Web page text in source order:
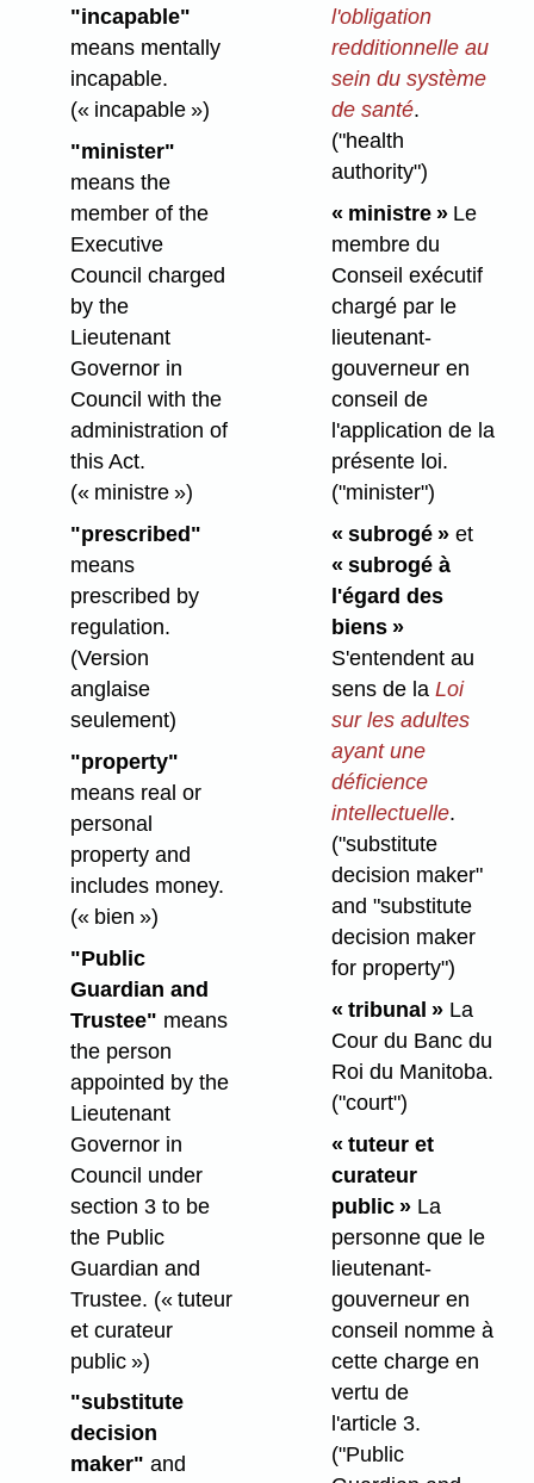
"incapable"
means mentally
incapable.
(« incapable »)
"minister"
means the
member of the
Executive
Council charged
by the
Lieutenant
Governor in
Council with the
administration of
this Act.
(« ministre »)
"prescribed"
means
prescribed by
regulation.
(Version
anglaise
seulement)
"property"
means real or
personal
property and
includes money.
(« bien »)
"Public
Guardian and
Trustee" means
the person
appointed by the
Lieutenant
Governor in
Council under
section 3 to be
the Public
Guardian and
Trustee. (« tuteur
et curateur
public »)
"substitute
decision
maker" and
l'obligation
redditionnelle au
sein du système
de santé.
("health
authority")
« ministre »Le
membre du
Conseil exécutif
chargé par le
lieutenant-
gouverneur en
conseil de
l'application de la
présente loi.
("minister")
« subrogé »et
« subrogé à
l'égard des
biens »
S'entendent au
sens de la Loi
sur les adultes
ayant une
déficience
intellectuelle.
("substitute
decision maker"
and "substitute
decision maker
for property")
« tribunal »La
Cour du Banc du
Roi du Manitoba.
("court")
« tuteur et
curateur
public »La
personne que le
lieutenant-
gouverneur en
conseil nomme à
cette charge en
vertu de
l'article 3.
("Public